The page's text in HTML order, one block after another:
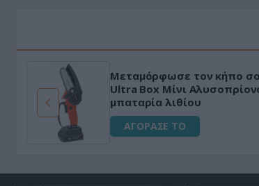
Μεταμόρφωσε τον κήπο
Ultra Box Μίνι
μπαταρία λιθίου
ΑΓΟΡΑΣΕ ΤΟ